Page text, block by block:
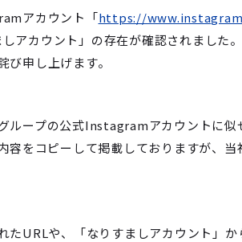
アカウント「https://
アカウント」の存在が確認されました
申し上げます。
ループの公式Instagramアカウントに似
容をコピーして掲載しておりますが、当
たURLや、「なりすましアカウント」